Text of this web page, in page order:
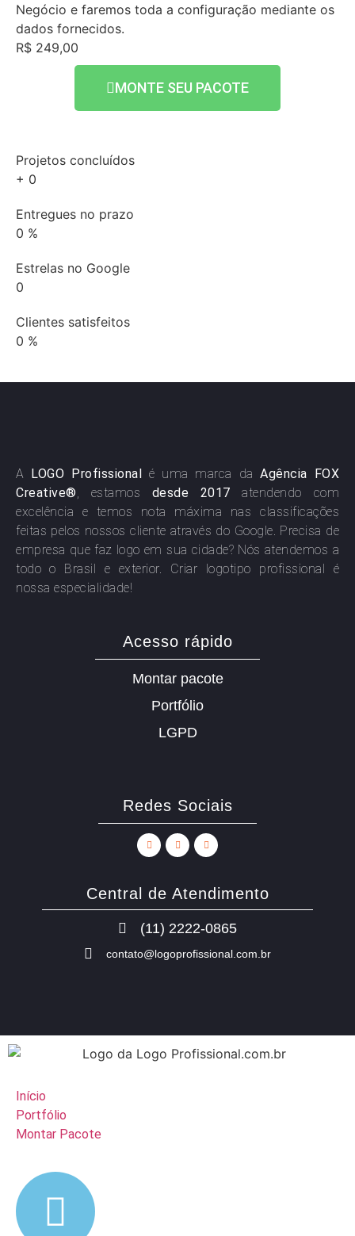
Negócio e faremos toda a configuração mediante os
dados fornecidos.
R$ 249,00
MONTE SEU PACOTE
Projetos concluídos
+ 0
Entregues no prazo
0 %
Estrelas no Google
0
Clientes satisfeitos
0 %
A LOGO Profissional é uma marca daAgência FOX
Creative®, estamos desde 2017 atendendo com
excelência e temos nota máxima nas classificações
feitas pelos nossos cliente através do Google. Precisa de
empresa que faz logo em sua cidade? Nós atendemos a
todo o Brasil e exterior. Criar logotipo profissional é
nossa especialidade!
Acesso rápido
Montar pacote
Portfólio
LGPD
Redes Sociais
Central de Atendimento
(11) 2222-0865
contato@logoprofissional.com.br
Início
Portfólio
Montar Pacote